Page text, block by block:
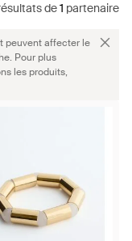
de1 partenaire
peuvent affecter le
Pour plus
les produits,